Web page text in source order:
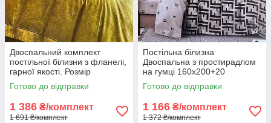
Двоспальний комплект
постільної білизни з фланелі,
гарної якості. Розмір
підковдри 180 на 220
Готово до відправки
1 386 ₴/комплект
1 691 ₴/комплект
Постільна білизна
Двоспальна з простирадлом
на гумці 160х200+20
Комплект постільної білизни
Фланель на гумі
Готово до відправки
1 166 ₴/комплект
1 372 ₴/комплект